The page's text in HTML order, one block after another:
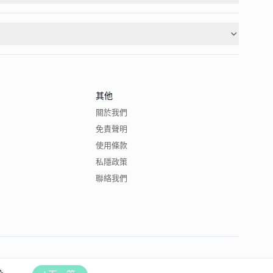
其他
關於我們
免責聲明
使用條款
私隱政策
聯絡我們